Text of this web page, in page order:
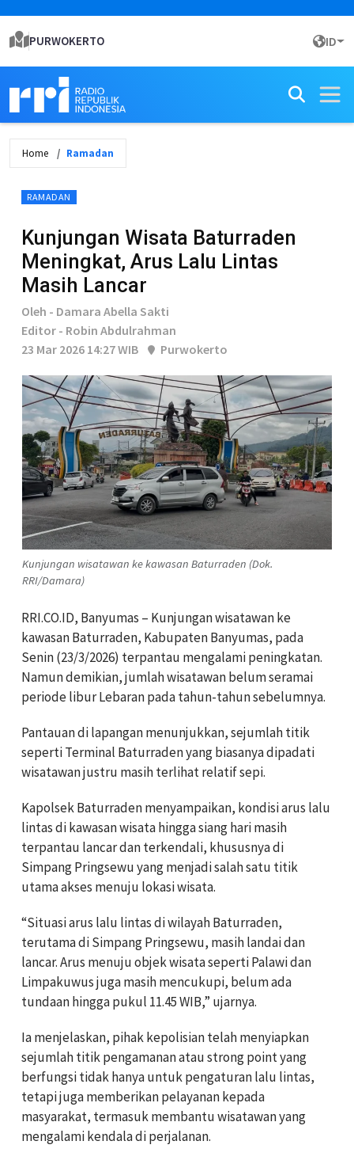
PURWOKERTO ID
Home Ramadan
RAMADAN
Kunjungan Wisata Baturraden
Meningkat, Arus Lalu Lintas
Masih Lancar
Oleh - Damara Abella Sakti
Editor - Robin Abdulrahman
23 Mar 2026 14:27 WIB
Purwokerto
Kunjungan wisatawan ke kawasan Baturraden (Dok.
RRI/Damara)
RRI.CO.ID, Banyumas – Kunjungan wisatawan ke
kawasan Baturraden, Kabupaten Banyumas, pada
Senin (23/3/2026) terpantau mengalami peningkatan.
Namun demikian, jumlah wisatawan belum seramai
periode libur Lebaran pada tahun-tahun sebelumnya.
Pantauan di lapangan menunjukkan, sejumlah titik
seperti Terminal Baturraden yang biasanya dipadati
wisatawan justru masih terlihat relatif sepi.
Kapolsek Baturraden menyampaikan, kondisi arus lalu
lintas di kawasan wisata hingga siang hari masih
terpantau lancar dan terkendali, khususnya di
Simpang Pringsewu yang menjadi salah satu titik
utama akses menuju lokasi wisata.
“Situasi arus lalu lintas di wilayah Baturraden,
terutama di Simpang Pringsewu, masih landai dan
lancar. Arus menuju objek wisata seperti Palawi dan
Limpakuwus juga masih mencukupi, belum ada
tundaan hingga pukul 11.45 WIB,” ujarnya.
Ia menjelaskan, pihak kepolisian telah menyiapkan
sejumlah titik pengamanan atau strong point yang
berfungsi tidak hanya untuk pengaturan lalu lintas,
tetapi juga memberikan pelayanan kepada
masyarakat, termasuk membantu wisatawan yang
mengalami kendala di perjalanan.